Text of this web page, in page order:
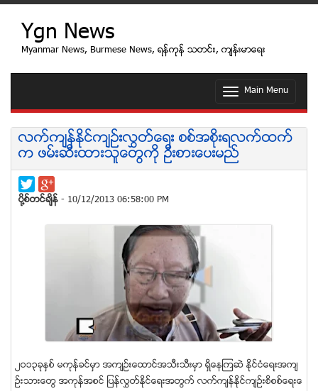
Ygn News
Myanmar News, Burmese News, ရန္ကုန္ သတင္း, က်န္းမာေရး
T
g
l
n
Main Menu
လက္က်န္ႏိုင္က်ဥ္းလႊတ္ေရး စစ္အစိုးရလက္ထက္
က ဖမ္းဆီးထားသူေတြကို ဦးစားေပးမည္
ပုိ႔စ္တင္ခ်ိန္ - 10/12/2013 06:58:00 PM
၂ဝ၁၃ခုႏွစ္ မကုန္ခင္မွာ အက်ဥ္းေထာင္အသီးသီးမွာ ရွိေနၾကဆဲ ႏိုင္ငံေရးအက်
ဥ္းသားေတြ အကုန္အစင္ ျပန္လႊတ္ႏိုင္ေရးအတြက္ လက္က်န္ႏိုင္က်ဥ္းစိစစ္ေရးေ